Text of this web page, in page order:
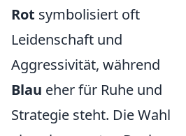
Rot symbolisiert oft
Leidenschaft und
Aggressivität, während
Blau eher für Ruhe und
Strategie steht. Die Wahl